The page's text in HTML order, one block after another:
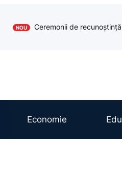
NOU Ceremonii de
Economie